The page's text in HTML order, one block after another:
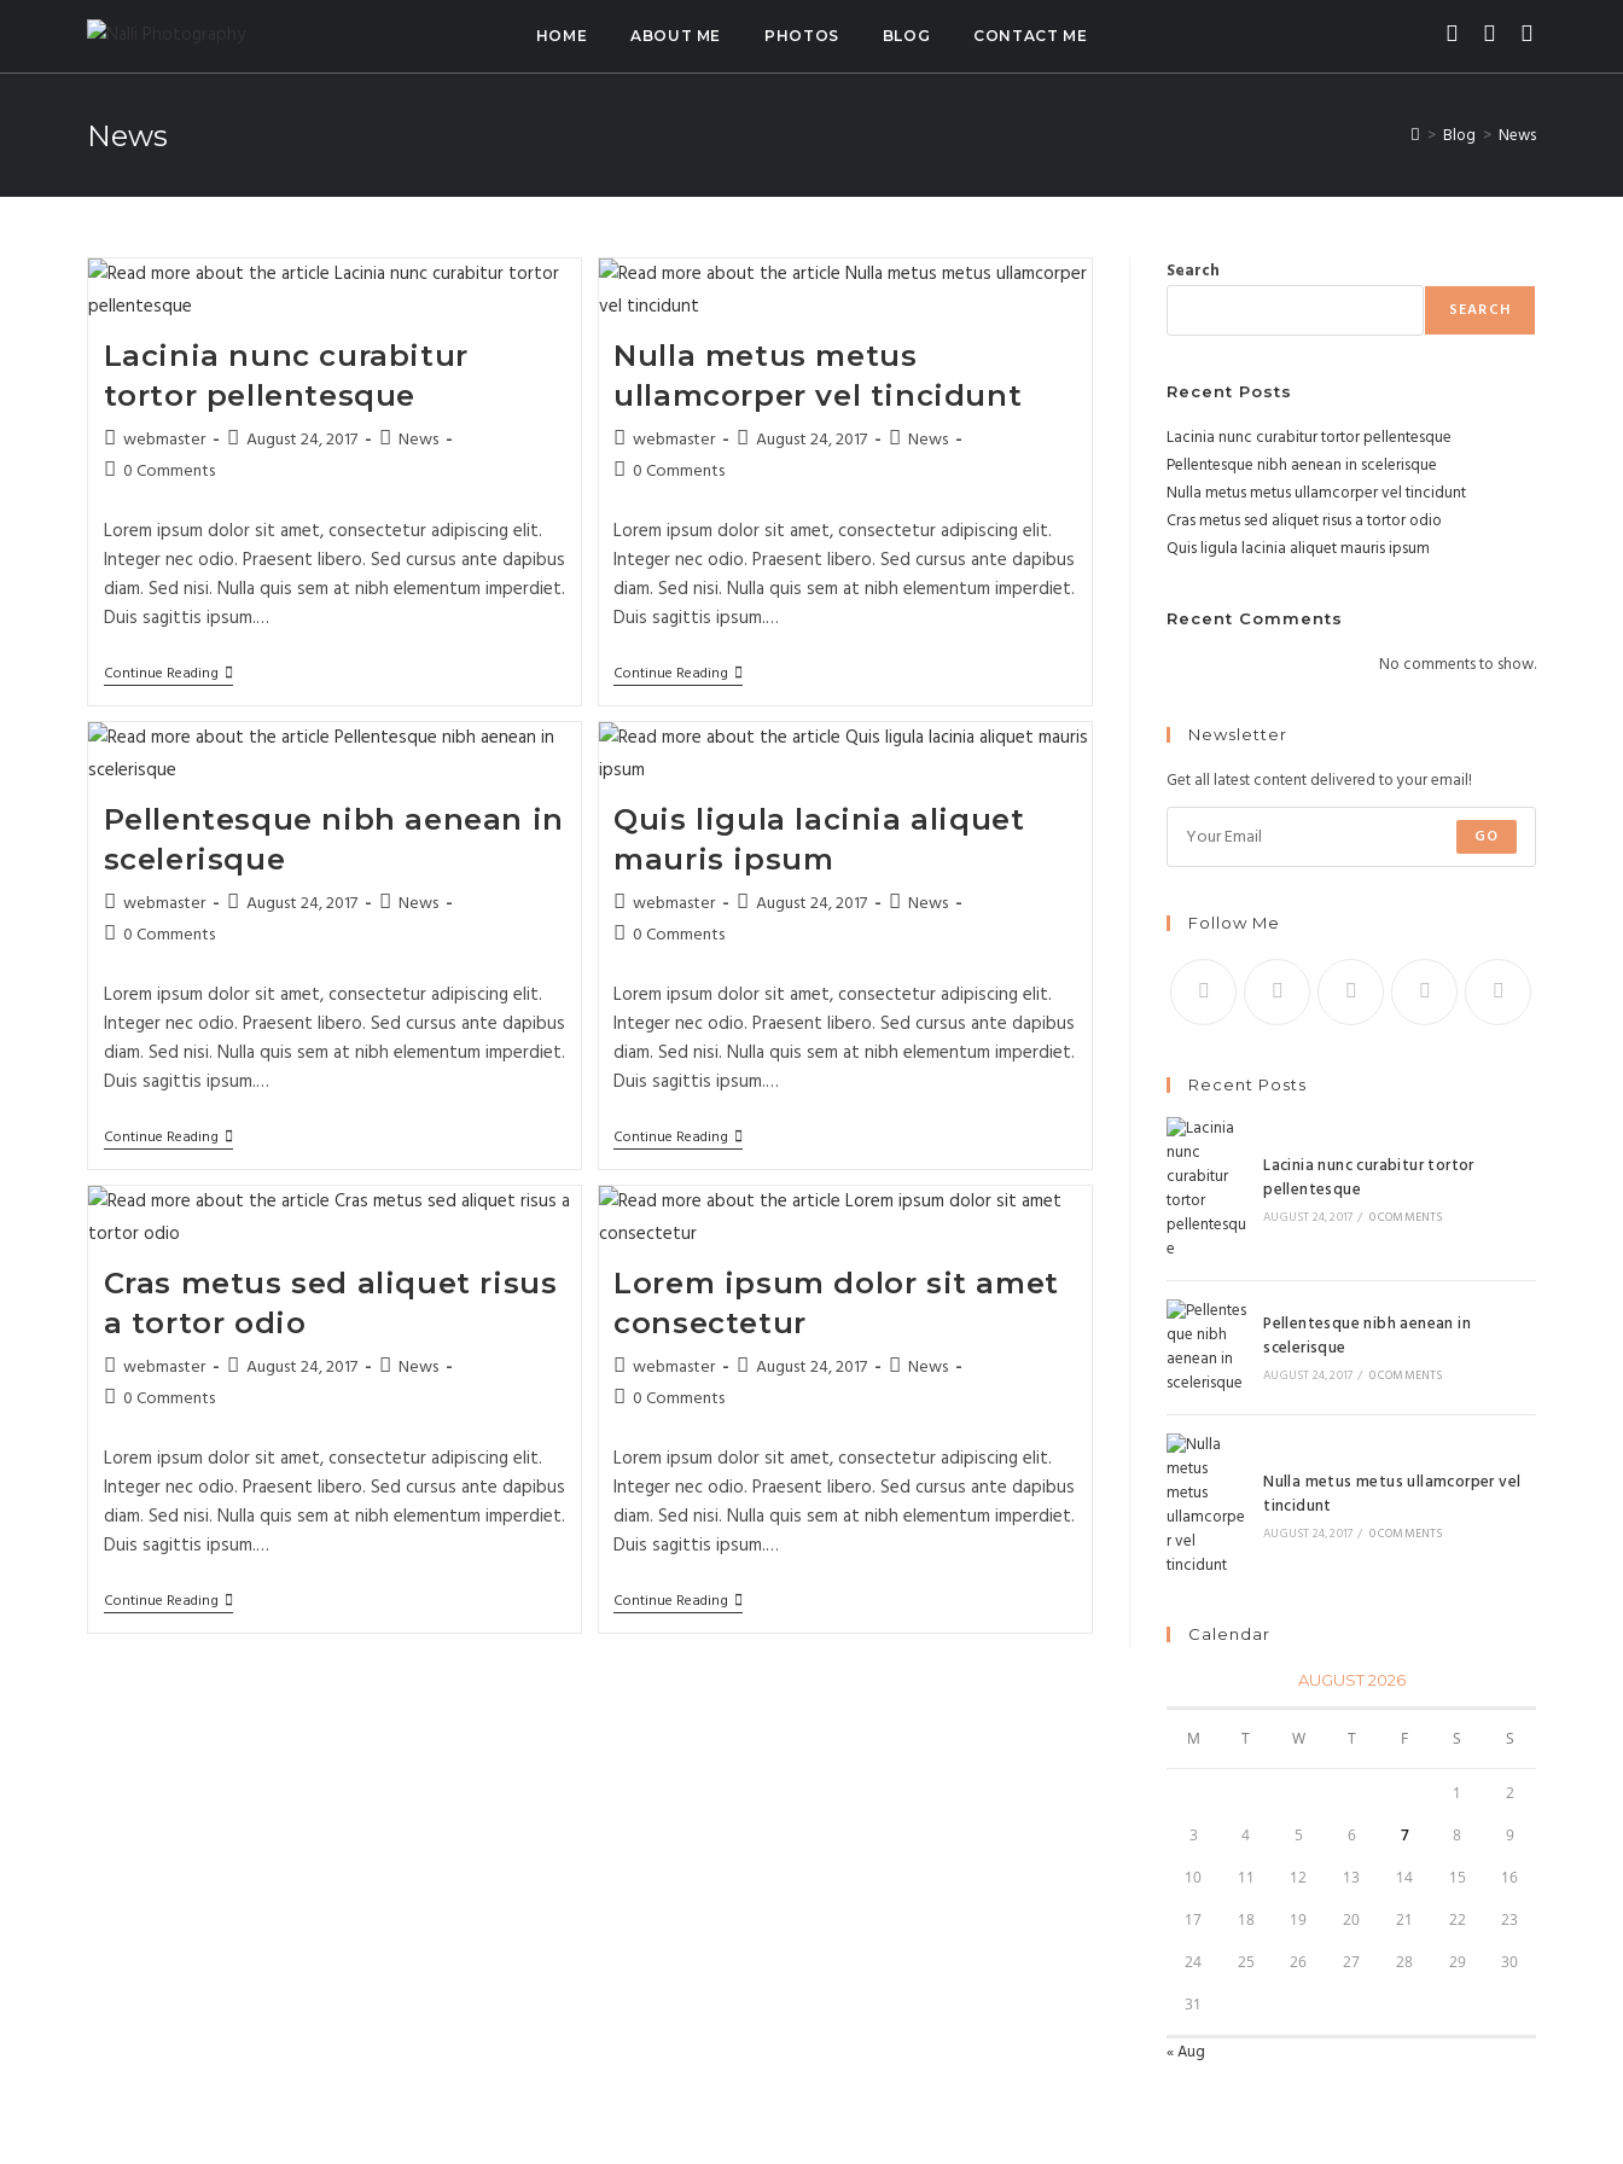
HOME ABOUT ME PHOTOS BLOG CONTACT ME
News > Blog > News
Lacinia nunc curabitur
tortor pellentesque
webmaster August 24, 2017
News
0 Comments
Lorem ipsum dolor sit amet, consectetur adipiscing elit.
Integer nec odio. Praesent libero. Sed cursus ante dapibus
diam. Sed nisi. Nulla quis sem at nibh elementum imperdiet.
Duis sagittis ipsum.…
Continue Reading
Nulla metus metus
ullamcorper vel tincidunt
webmaster August 24, 2017
News
0 Comments
Lorem ipsum dolor sit amet, consectetur adipiscing elit.
Integer nec odio. Praesent libero. Sed cursus ante dapibus
diam. Sed nisi. Nulla quis sem at nibh elementum imperdiet.
Duis sagittis ipsum.…
Continue Reading
Pellentesque nibh aenean in
scelerisque
webmaster August 24, 2017
News
0 Comments
Lorem ipsum dolor sit amet, consectetur adipiscing elit.
Integer nec odio. Praesent libero. Sed cursus ante dapibus
diam. Sed nisi. Nulla quis sem at nibh elementum imperdiet.
Duis sagittis ipsum.…
Continue Reading
Quis ligula lacinia aliquet
mauris ipsum
webmaster August 24, 2017
News
0 Comments
Lorem ipsum dolor sit amet, consectetur adipiscing elit.
Integer nec odio. Praesent libero. Sed cursus ante dapibus
diam. Sed nisi. Nulla quis sem at nibh elementum imperdiet.
Duis sagittis ipsum.…
Continue Reading
Cras metus sed aliquet risus
a tortor odio
webmaster August 24, 2017
News
0 Comments
Lorem ipsum dolor sit amet, consectetur adipiscing elit.
Integer nec odio. Praesent libero. Sed cursus ante dapibus
diam. Sed nisi. Nulla quis sem at nibh elementum imperdiet.
Duis sagittis ipsum.…
Continue Reading
Lorem ipsum dolor sit amet
consectetur
webmaster August 24, 2017
News
0 Comments
Lorem ipsum dolor sit amet, consectetur adipiscing elit.
Integer nec odio. Praesent libero. Sed cursus ante dapibus
diam. Sed nisi. Nulla quis sem at nibh elementum imperdiet.
Duis sagittis ipsum.…
Continue Reading
Search
SEARCH
Recent Posts
Lacinia nunc curabitur tortor pellentesque
Pellentesque nibh aenean in scelerisque
Nulla metus metus ullamcorper vel tincidunt
Cras metus sed aliquet risus a tortor odio
Quis ligula lacinia aliquet mauris ipsum
Recent Comments
No comments to show.
Newsletter
Get all latest content delivered to your email!
GO
Follow Me
Recent Posts
Lacinia nunc curabitur tortor
pellentesque
AUGUST 24, 2017 / 0 COMMENTS
Pellentesque nibh aenean in
scelerisque
AUGUST 24, 2017 / 0 COMMENTS
Nulla metus metus ullamcorper vel
tincidunt
AUGUST 24, 2017 / 0 COMMENTS
Calendar
AUGUST 2026
M T W T F S S
1 2
3 4 5 6 7 8 9
10 11 12 13 14 15 16
17 18 19 20 21 22 23
24 25 26 27 28 29 30
31
« Aug